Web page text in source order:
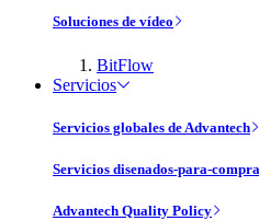
Soluciones de vídeo
BitFlow
Servicios
Servicios globales de Advantech
Servicios disenados-para-
Advantech Quality Policy